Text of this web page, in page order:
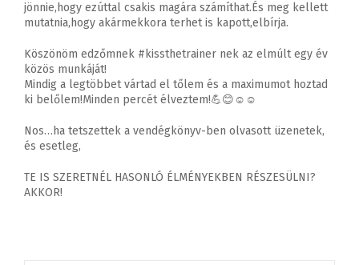
jönnie,hogy ezúttal csakis magára számíthat.És meg kellett
mutatnia,hogy akármekkora terhet is kapott,elbírja.
Köszönöm edzőmnek #kissthetrainer nek az elmúlt egy év
közös munkáját!
Mindig a legtöbbet vártad el tőlem és a maximumot hoztad
ki belőlem!Minden percét élveztem!💪😊 ☺️ ☺️
Nos…ha tetszettek a vendégkönyv-ben olvasott üzenetek,
és esetleg,
TE IS SZERETNÉL HASONLÓ ÉLMÉNYEKBEN RÉSZESÜLNI?
AKKOR!